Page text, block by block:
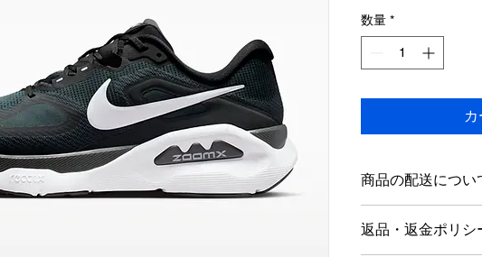
数量 *
商品の配送につい
海外発送は行ってお
返品・返金ポリシ